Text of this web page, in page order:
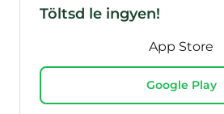
Töltsd le ingyen!
App Store
Google Play